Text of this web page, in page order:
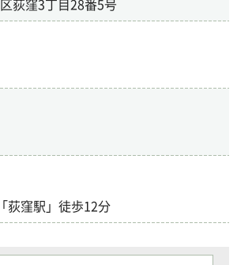
荻窪3丁目28番5号
荻窪駅」徒歩12分